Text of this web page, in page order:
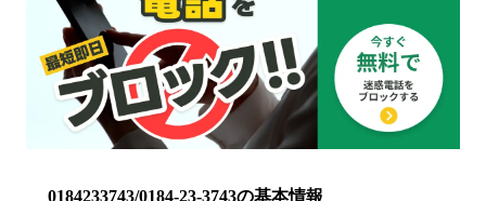
0184233743/0184-23-3743の基本情報